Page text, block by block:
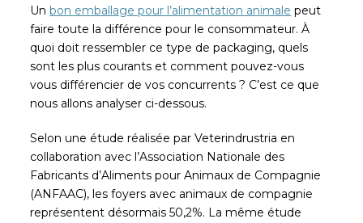
Unbon emballage pour l’alimentation animale peut
faire toute la différence pour le consommateur. À
quoi doit ressembler ce type de packaging, quels
sont les plus courants et comment pouvez-vous
vous différencier de vos concurrents ? C’est ce que
nous allons analyser ci-dessous.
Selon une étude réalisée par Veterindrustria en
collaboration avec l’Association Nationale des
Fabricants d’Aliments pour Animaux de Compagnie
(ANFAAC), les foyers avec animaux de compagnie
représentent désormais 50,2%. La même étude